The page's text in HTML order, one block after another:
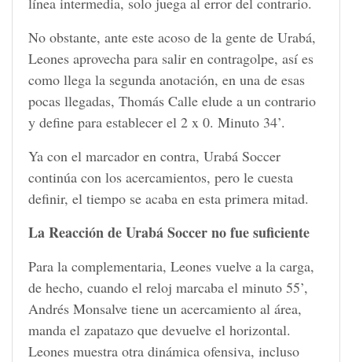
No obstante, ante este acoso de la gente de Urabá,
Leones aprovecha para salir en contragolpe, así es
como llega la segunda anotación, en una de esas
pocas llegadas, Thomás Calle elude a un contrario
y define para establecer el 2 x 0. Minuto 34’.
Ya con el marcador en contra, Urabá Soccer
continúa con los acercamientos, pero le cuesta
definir, el tiempo se acaba en esta primera mitad.
La Reacción de Urabá Soccer no fue suficiente
Para la complementaria, Leones vuelve a la carga,
de hecho, cuando el reloj marcaba el minuto 55’,
Andrés Monsalve tiene un acercamiento al área,
manda el zapatazo que devuelve el horizontal.
Leones muestra otra dinámica ofensiva, incluso